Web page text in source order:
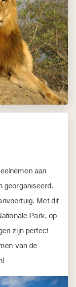
aan
georganiseerd.
Met dit
Park, op
zijn perfect
van de